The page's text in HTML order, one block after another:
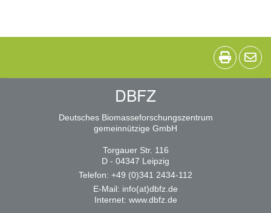
DBFZ
Deutsches Biomasseforschungszentrum
gemeinnützige GmbH
Torgauer Str. 116
D - 04347 Leipzig
Telefon: +49 (0)341 2434-112
E-Mail: info(at)dbfz.de
Internet: www.dbfz.de